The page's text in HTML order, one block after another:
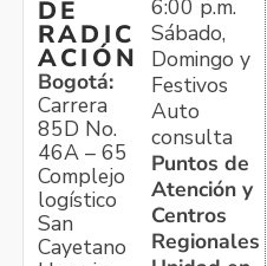
DE
RADIC
ACIÓN
Bogotá:
Carrera
85D No.
46A – 65
Complejo
logístico
San
Cayetano
6:00 p.m.
Sábado,
Domingo y
Festivos
Auto
consulta
Puntos de
Atención y
Centros
Regionales